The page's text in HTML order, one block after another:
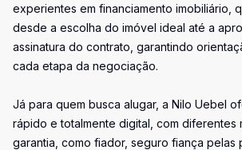
experientes em financiamento imobiliário,
desde a escolha do imóvel ideal até a
assinatura do contrato, garantindo
cada etapa da negociação.
Já para quem busca alugar, a Nilo Uebel
rápido e totalmente digital, com diferentes
garantia, como fiador, seguro fiança pelas